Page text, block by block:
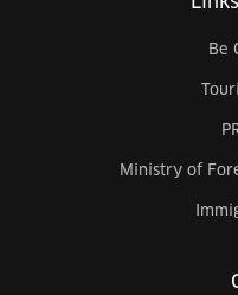
Be
Ministry of